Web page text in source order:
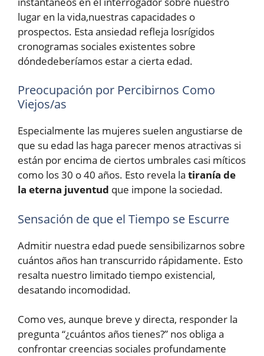
lugar en la vida,nuestras capacidades o
prospectos. Esta ansiedad refleja losrígidos
cronogramas sociales existentes sobre
dóndedeberíamos estar a cierta edad.
Preocupación por Percibirnos Como
Viejos/as
Especialmente las mujeres suelen angustiarse de
que su edad las haga parecer menos atractivas si
están por encima de ciertos umbrales casi míticos
como los 30 o 40 años. Esto revela la tiranía de
la eterna juventud que impone la sociedad.
Sensación de que el Tiempo se Escurre
Admitir nuestra edad puede sensibilizarnos sobre
cuántos años han transcurrido rápidamente. Esto
resalta nuestro limitado tiempo existencial,
desatando incomodidad.
Como ves, aunque breve y directa, responder la
pregunta “¿cuántos años tienes?” nos obliga a
confrontar creencias sociales profundamente